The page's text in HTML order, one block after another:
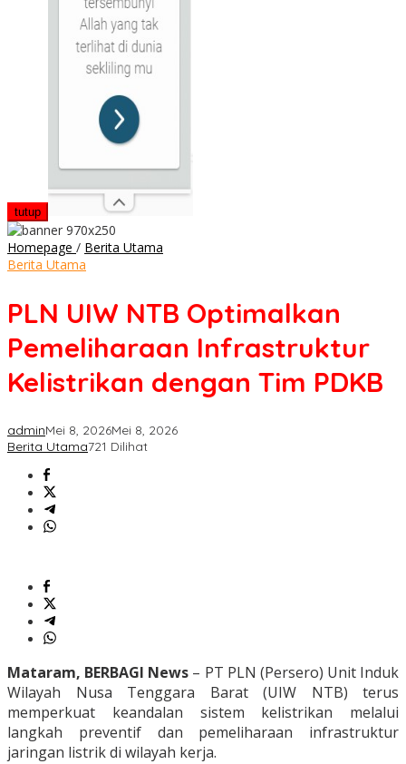
tutup
Homepage / Berita Utama
Pemeliharaan
Infrastruktur
Kelistrikan
Tim
Berita Utama
PLN UIW NTB Optimalkan
Pemeliharaan Infrastruktur
Kelistrikan dengan Tim PDKB
adminMei 8, 2026Mei 8, 2026
Berita Utama721 Dilihat
Mataram, BERBAGI News – PT PLN (Persero) Unit Induk
Wilayah Nusa Tenggara Barat (UIW NTB) terus
memperkuat keandalan sistem kelistrikan melalui
langkah preventif dan pemeliharaan infrastruktur
jaringan listrik di wilayah kerja.